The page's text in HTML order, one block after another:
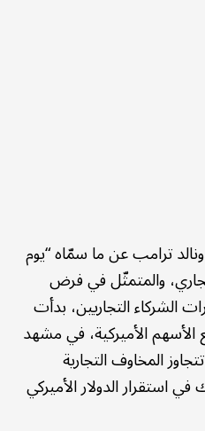
ترامب عن ما سمّاه “يوم
نيسان الجاري، والمتمثّل في فرض
الشركاء التجاريين، بدأت
الأسهم الأميركية، في مشهد
المخاوف التجارية
استقرار الدولار الأميركي